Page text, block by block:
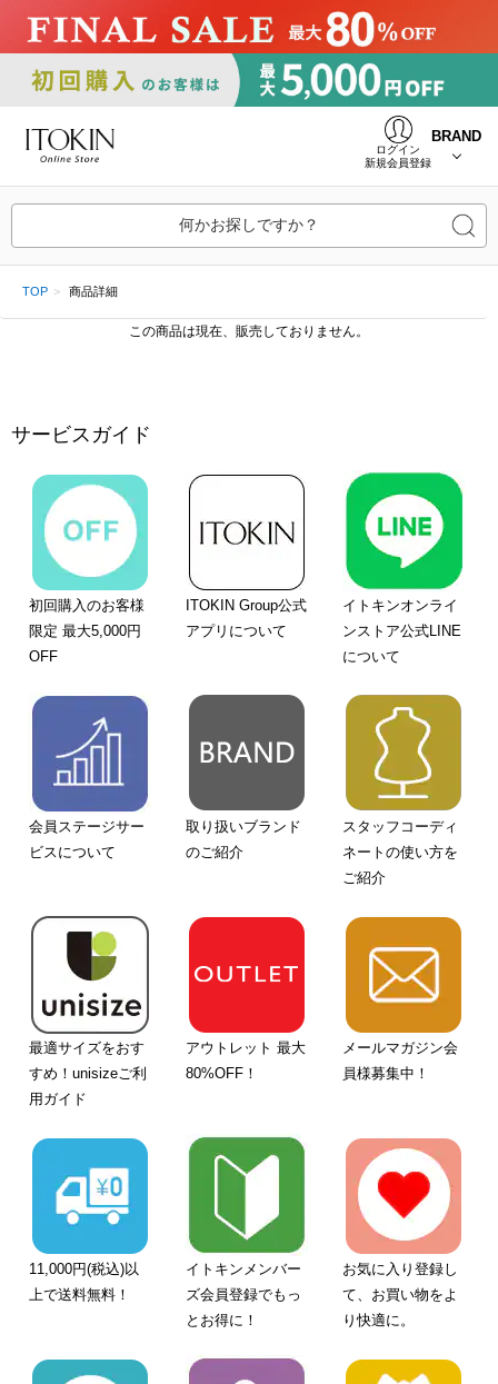
ログイン
新規会員登録
BRAND
何かお探しですか？
TOP 商品詳細
この商品は現在、販売しておりません。
サービスガイド
初回購入のお客様
限定 最大5,000円
OFF
ITOKIN Group公式
アプリについて
イトキンオンライ
ンストア公式LINE
について
会員ステージサー
ビスについて
取り扱いブランド
のご紹介
スタッフコーディ
ネートの使い方を
ご紹介
最適サイズをおす
すめ！unisizeご利
用ガイド
アウトレット 最大
80%OFF！
メールマガジン会
員様募集中！
11,000円(税込)以
上で送料無料！
イトキンメンバー
ズ会員登録でもっ
とお得に！
お気に入り登録し
て、お買い物をよ
り快適に。